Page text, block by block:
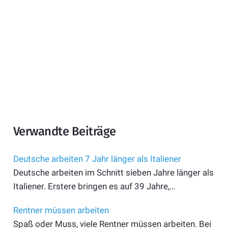
Verwandte Beiträge
Deutsche arbeiten 7 Jahr länger als Italiener
Deutsche arbeiten im Schnitt sieben Jahre länger als
Italiener. Erstere bringen es auf 39 Jahre,…
Rentner müssen arbeiten
Spaß oder Muss, viele Rentner müssen arbeiten. Bei